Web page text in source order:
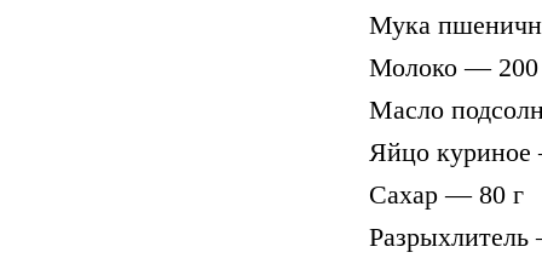
Мука
Молоко —
Масло
Яйцо
Сахар — 80 г